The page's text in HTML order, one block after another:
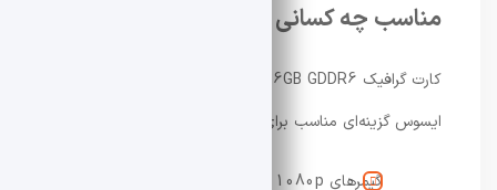
مناسب چه کسانی است؟
کارت گرافیک Dual Radeon RX 9060 XT 16GB GDDR6
ایسوس گزینه‌ای مناسب برای گروه‌های زیر است:
گیمرهای 1080p و 1440p